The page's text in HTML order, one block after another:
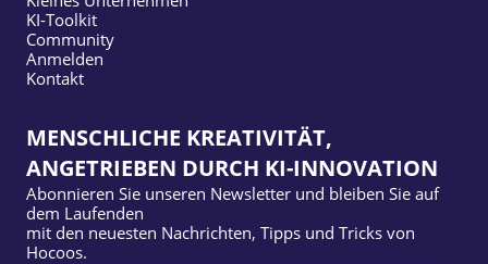
KI-Toolkit
Community
Anmelden
Kontakt
MENSCHLICHE KREATIVITÄT,
ANGETRIEBEN DURCH KI-INNOVATION
Abonnieren Sie unseren Newsletter und bleiben Sie auf
dem Laufenden
mit den neuesten Nachrichten, Tipps und Tricks von
Hocoos.